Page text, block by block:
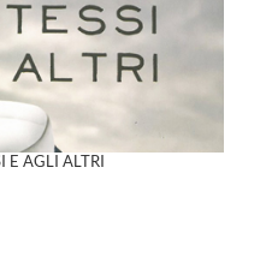
E AGLI ALTRI